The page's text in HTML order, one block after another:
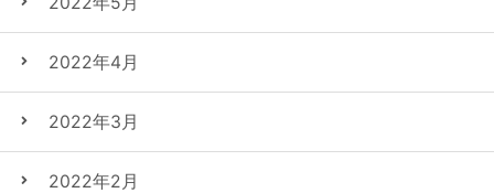
2022年4月
2022年3月
2022年2月